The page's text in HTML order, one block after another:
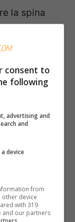
la spina
giorni e
spendere
consent to
following
advertising and
and
device
from
other device
with 319
and our partners